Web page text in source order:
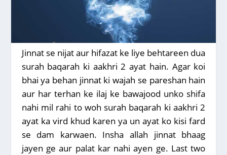
Jinnat se nijat aur hifazat ke liye behtareen dua
surah baqarah ki aakhri 2 ayat hain. Agar koi
bhai ya behan jinnat ki wajah se pareshan hain
aur har terhan ke ilaj ke bawajood unko shifa
nahi mil rahi to woh surah baqarah ki aakhri 2
ayat ka vird khud karen ya un ayat ko kisi fard
se dam karwaen. Insha allah jinnat bhaag
jayen ge aur palat kar nahi ayen ge. Last two